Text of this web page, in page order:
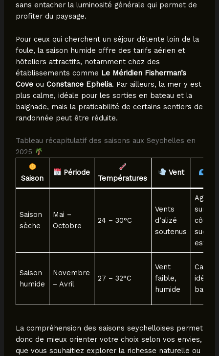
sans entacher la luminosité générale qui permet de
profiter du paysage.
Pour ceux qui cherchent un séjour détente loin de la
foule, la saison humide offre des tarifs aérien et
hôteliers attractifs, notamment chez des
établissements comme Le Méridien Fisherman’s
Coveou Constance Ephelia. Par ailleurs, la mer y est
plus calme, idéale pour les sorties en bateau et la
baignade, mais la praticabilité de certains sentiers de
randonnée peut être réduite.
Tableau récapitulatif des saisons aux Seychelles en
2025
Saison
Période
Températures
Vent
Saison
sèche
Mai –
Octobre
24 – 30°C
Vents
d’alizé
soutenus
Agitée
sur les
côtes
sud &
est
Saison
humide
Novembre
– Avril
27 – 32°C
Vent
faible,
humide
Calme,
idéal
La compréhension des saisons seychelloises permet
donc de mieux orienter votre choix selon vos envies,
que vous souhaitiez explorer la richesse naturelle ou